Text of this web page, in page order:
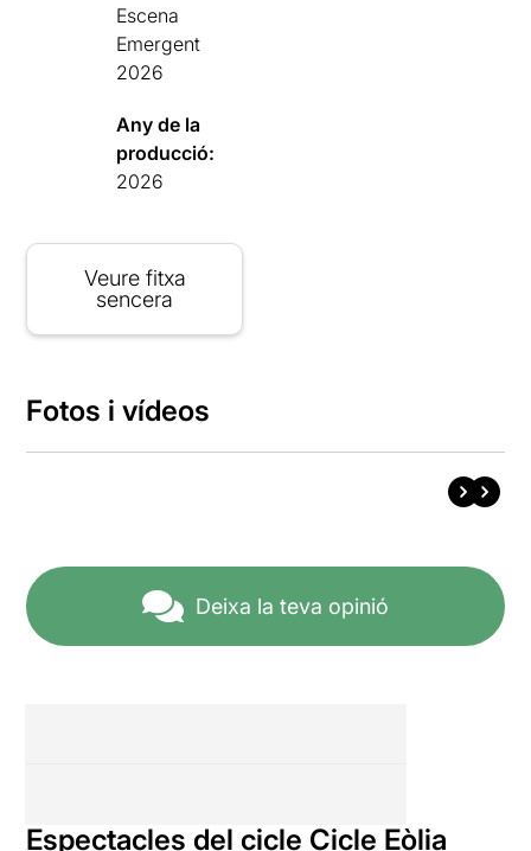
Escena
Emergent
2026
Any de la
producció:
2026
Veure fitxa
sencera
Fotos i vídeos
Deixa la teva opinió
Espectacles del cicle Cicle Eòlia